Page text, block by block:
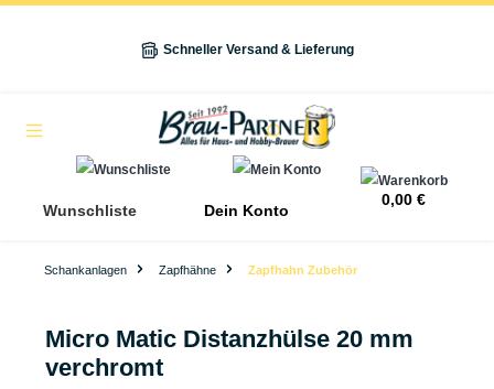
Schneller Versand & Lieferung
Wunschliste Dein Konto
0,00 €
Schankanlagen Zapfhähne Zapfhahn Zubehör
Micro Matic Distanzhülse 20 mm
verchromt